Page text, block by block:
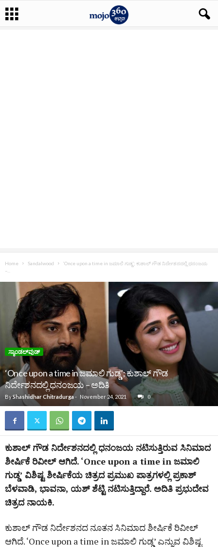
Home Sandalwood
‘Once upon a time in ಜಮಾಲಿ ಗುಡ್ಡ’; ಕುಶಾಲ್ ಗೌಡ ನಿರ್ದೇಶನದಲ್ಲಿ ಧನಂಜಯ
–...
ಸ್ಯಾಂಡಲ್‌ವುಡ್‌
‘Once upon a time in ಜಮಾಲಿ ಗುಡ್ಡ’; ಕುಶಾಲ್ ಗೌಡ
ನಿರ್ದೇಶನದಲ್ಲಿ ಧನಂಜಯ – ಅದಿತಿ
ByShashidhar Chitradurga- November 24, 2021 0
ಕುಶಾಲ್ ಗೌಡ ನಿರ್ದೇಶನದಲ್ಲಿ ಧನಂಜಯ ನಟಿಸುತ್ತಿರುವ ಸಿನಿಮಾದ
ಶೀರ್ಷಿಕೆ ರಿವೀಲ್ ಆಗಿದೆ. ‘Once upon a time in ಜಮಾಲಿ
ಗುಡ್ಡ’ ವಿಶಿಷ್ಟ ಶೀರ್ಷಿಕೆಯ ಚಿತ್ರದ ಪ್ರಮುಖ ಪಾತ್ರಗಳಲ್ಲಿ ಪ್ರಕಾಶ್
ಬೆಳವಾಡಿ, ಭಾವನಾ, ಯಶ್‌ ಶೆಟ್ಟಿ ನಟಿಸುತ್ತಿದ್ದಾರೆ. ಅದಿತಿ ಪ್ರಭುದೇವ
ಚಿತ್ರದ ನಾಯಕಿ.
ಕುಶಾಲ್ ಗೌಡ ನಿರ್ದೇಶನದ ನೂತನ ಸಿನಿಮಾದ ಶೀರ್ಷಿಕೆ ರಿವೀಲ್
ಆಗಿದೆ. ‘Once upon a time in ಜಮಾಲಿ ಗುಡ್ಡ’ ಎನ್ನುವ ವಿಶಿಷ್ಟ